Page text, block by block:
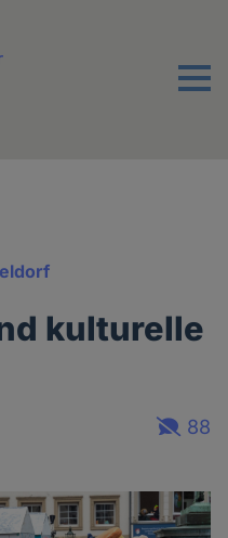
Menu
kulturelle
88